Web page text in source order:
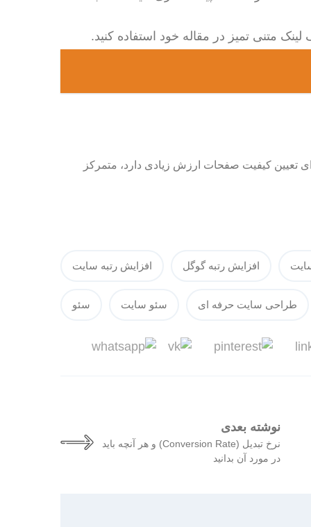
متنی تمیز در مقاله خود استفاده کنید.
تعیین کیفیت صفحات ارزش زیادی دارد، متمرکز
افزایش رتبه سایت افزایش رتبه گوگل
سئو سئو سایت طراحی سایت حرفه ای
نوشته بعدی
نرخ تبدیل (Conversion Rate) و هر آنچه باید
در مورد آن بدانید